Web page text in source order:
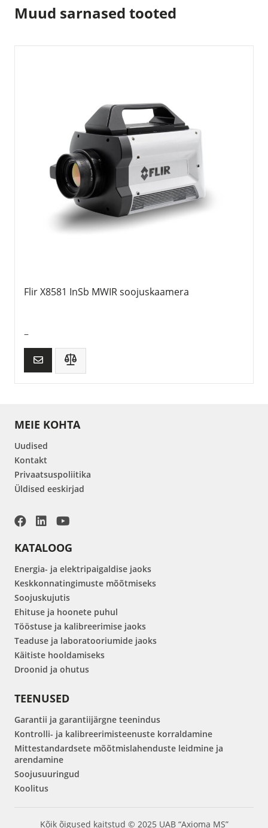
Muud sarnased tooted
Flir X8581 InSb MWIR soojuskaamera
–
MEIE KOHTA
Uudised
Kontakt
Privaatsuspoliitika
Üldised eeskirjad
KATALOOG
Energia- ja elektripaigaldise jaoks
Keskkonnatingimuste mõõtmiseks
Soojuskujutis
Ehituse ja hoonete puhul
Tööstuse ja kalibreerimise jaoks
Teaduse ja laboratooriumide jaoks
Käitiste hooldamiseks
Droonid ja ohutus
TEENUSED
Garantii ja garantiijärgne teenindus
Kontrolli- ja kalibreerimisteenuste korraldamine
Mittestandardsete mõõtmislahenduste leidmine ja
arendamine
Soojusuuringud
Koolitus
Kõik õigused kaitstud © 2025 UAB “Axioma MS”